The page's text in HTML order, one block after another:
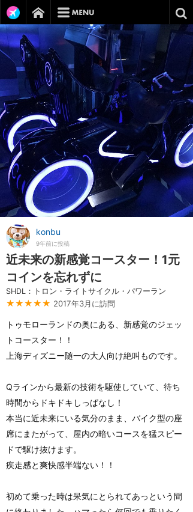
konbu
9年前に投稿
近未来の新感覚コースター！1元
コインを忘れずに
SHDL：トロン・ライトサイクル・パワーラン
★★★★★ 2017年3月に訪問
トゥモローランドの奥にある、新感覚のジェッ
トコースター！！
上海ディズニー随一の大人向け絶叫ものです。
Qラインから最新の技術を駆使していて、待ち
時間からドキドキしっぱなし！
本当に近未来にいる気分のまま、バイク型の座
席にまたがって、屋内の暗いコースを猛スピー
ドで駆け抜けます。
疾走感と爽快感半端ない！！
初めて乗った時は呆気にとられてあっという間